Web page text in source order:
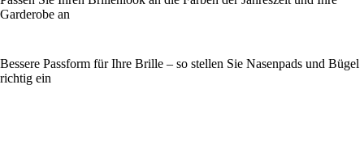
Garderobe an
Bessere Passform für Ihre Brille – so stellen Sie Nasenpads und Bügel
richtig ein